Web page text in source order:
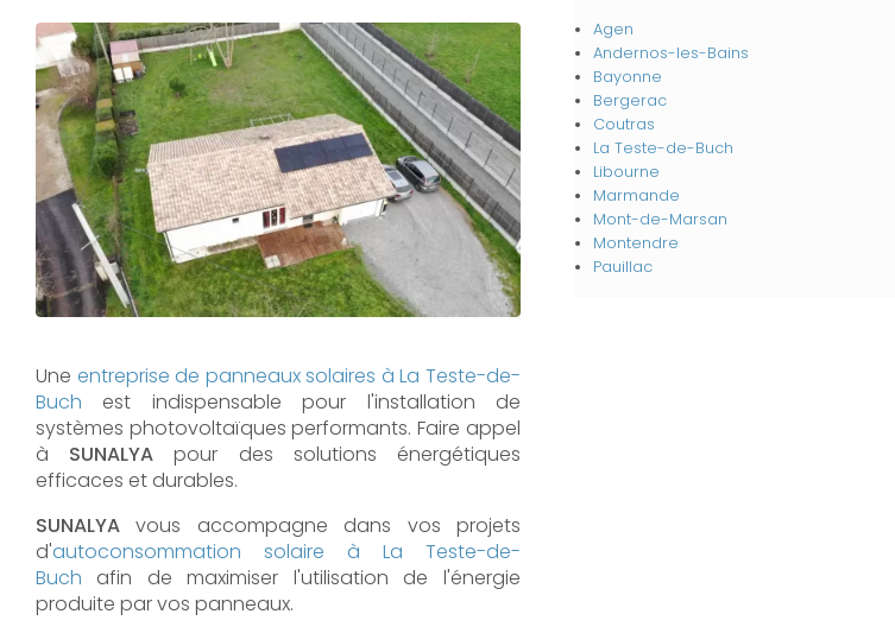
Une entreprise de panneaux solaires àLa Teste-de-
Buch est indispensable pour l'installation de
systèmes photovoltaïques performants. Faire appel
à SUNALYA pour des solutions énergétiques
efficaces et durables.
SUNALYA vous accompagne dans vos projets
d'autoconsommation solaire à La Teste-de-
Buch afin de maximiser l'utilisation de l'énergie
produite par vos panneaux.
Agen
Andernos-les-Bains
Bayonne
Bergerac
Coutras
La Teste-de-Buch
Libourne
Marmande
Mont-de-Marsan
Montendre
Pauillac